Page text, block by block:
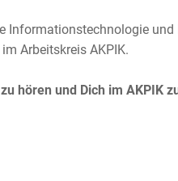
Informationstechnologie
Arbeitskreis AKPIK.
hören und Dich im AKPIK